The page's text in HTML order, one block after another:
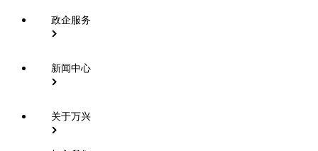
政企服务
新闻中心
关于万兴